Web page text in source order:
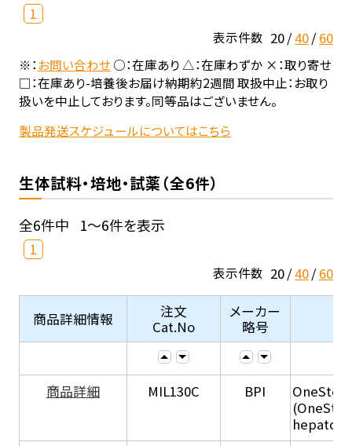
1
表示件数 20 40 60
※：お問い合わせ○：在庫あり △：在庫わずか ×：取り寄せ
□：在庫あり-培養後お届け納期約2週間 取扱中止：お取り
扱いを中止しております。同等品はございません。
製品発送スケジュールについてはこちら
生体試料・培地・試薬（全6件）
全6件中 1～6件を表示
1
表示件数 20 40 60
商品詳細情報
注文
Cat.No
メーカー
略号
商品詳細 MIL130C BPI